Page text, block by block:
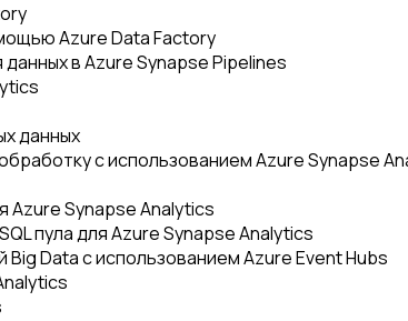
Azure Data Factory
в Azure Synapse Pipelines
данных
с использованием Azure Synapse
Azure Synapse Analytics
пула для Azure Synapse Analytics
Data с использованием Azure Event Hubs